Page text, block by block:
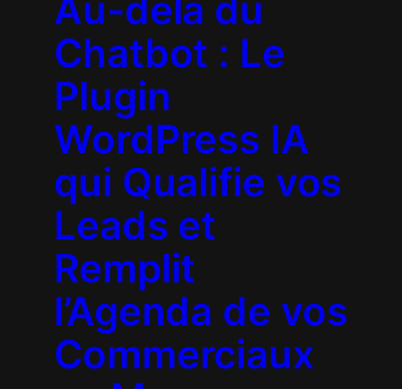
Au-delà du
Chatbot : Le
Plugin
WordPress IA
qui Qualifie vos
Leads et
Remplit
l’Agenda de vos
Commerciaux